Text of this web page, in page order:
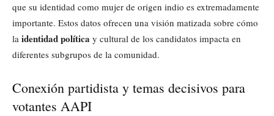
que su identidad como mujer de origen indio es extremadamente
importante. Estos datos ofrecen una visión matizada sobre cómo
la identidad política y cultural de los candidatos impacta en
diferentes subgrupos de la comunidad.
Conexión partidista y temas decisivos para
votantes AAPI